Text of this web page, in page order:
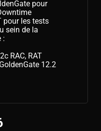
pour
pour les tests
sein de la
:
RAC, RAT
12.2